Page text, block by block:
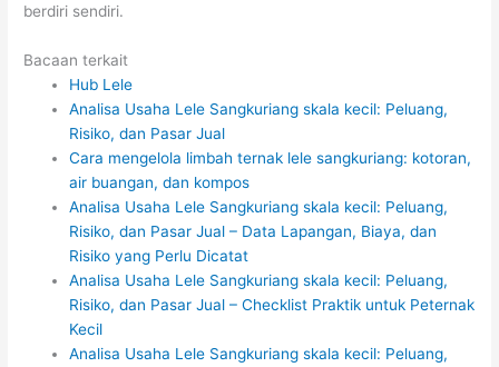
berdiri sendiri.
Bacaan terkait
Hub Lele
Analisa Usaha Lele Sangkuriang skala kecil: Peluang,
Risiko, dan Pasar Jual
Cara mengelola limbah ternak lele sangkuriang: kotoran,
air buangan, dan kompos
Analisa Usaha Lele Sangkuriang skala kecil: Peluang,
Risiko, dan Pasar Jual – Data Lapangan, Biaya, dan
Risiko yang Perlu Dicatat
Analisa Usaha Lele Sangkuriang skala kecil: Peluang,
Risiko, dan Pasar Jual – Checklist Praktik untuk Peternak
Kecil
Analisa Usaha Lele Sangkuriang skala kecil: Peluang,